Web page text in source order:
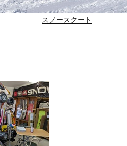
スノースクート